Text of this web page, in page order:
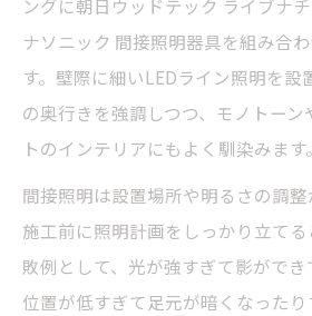
ングに朝日ウッドテック ライブナ
ナソニック 間接照明器具を組み合
す。壁際に細いLEDライン照明を設
の奥行きを強調しつつ、モノトーン
トのインテリアにもよく馴染みます。
間接照明は設置場所や明るさの調整
施工前に照明計画をしっかり立て
敗例として、光が強すぎて影がで
位置が低すぎて足元が暗くなった